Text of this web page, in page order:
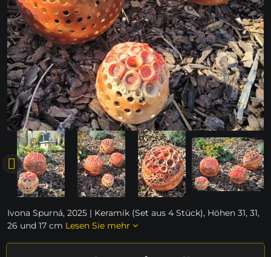
Ivona Spurná, 2025 | Keramik (Set aus 4 Stück), Höhen 31, 31,
26 und 17 cm Lesen Sie mehr